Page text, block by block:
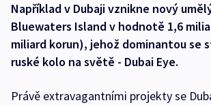
Například v Dubaji vznikne nový
Bluewaters Island v hodnotě 1,6
miliard korun), jehož dominantou se
ruské kolo na světě - Dubai Eye.
Právě extravagantními projekty se